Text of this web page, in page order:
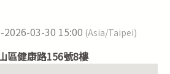
03-30 15:00 (Asia/Taipei)
區健康路156號8樓